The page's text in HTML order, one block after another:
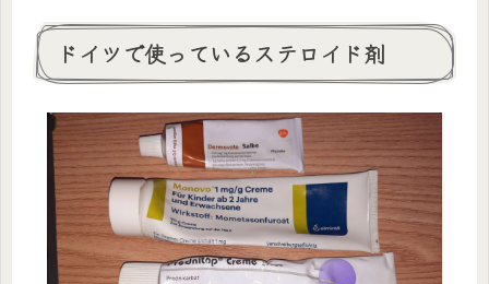
ドイツで使っているステロイド剤